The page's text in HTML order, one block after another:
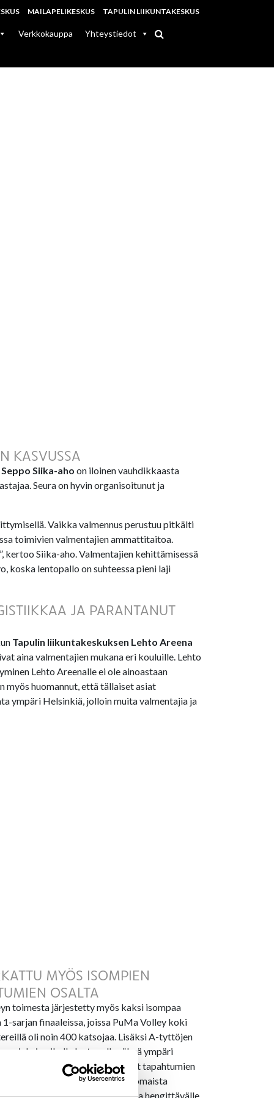
MAILAPELIKESKUS TAPULIN LIIKUNTAKESKUS
Verkkokauppa Yhteystiedot
KASVUSSA
Seppo Siika-aho on iloinen vauhdikkaasta
Seura on hyvin organisoitunut ja
Vaikka valmennus perustuu pitkälti
toimivien valmentajien ammattitaitoa.
kertoo Siika-aho. Valmentajien kehittämisessä
koska lentopallo on suhteessa pieni laji
JA PARANTANUT
Tapulin liikuntakeskuksen Lehto Areena
aina valmentajien mukana eri kouluille. Lehto
Lehto Areenalle ei ole ainoastaan
huomannut, että tällaiset asiat
ympäri Helsinkiä, jolloin muita valmentajia ja
MYÖS ISOMPIEN
OSALTA
toimesta järjestetty myös kaksi isompaa
sarjan finaaleissa, joissa PuMa Volley koki
oli noin 400 katsojaa. Lisäksi A-tyttöjen
ajaksi paikalle lentopalloväkeä ympäri
olosuhteet ja järjestelyt olivat tapahtumien
tuli valtavasti erinomaista
hieno kokemus tällaiselle lajia hengittävälle